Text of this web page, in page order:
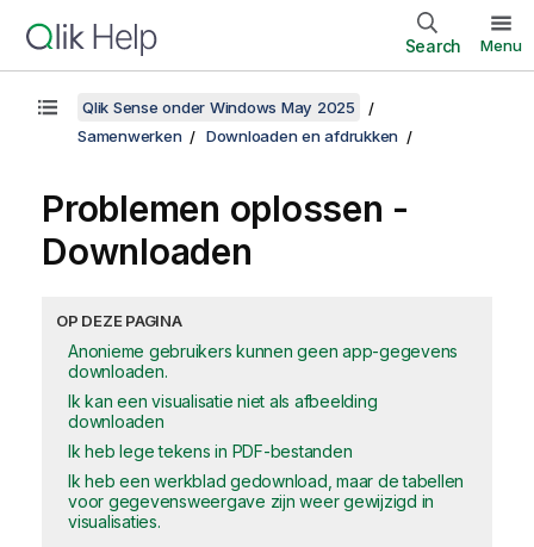
Search Menu
Qlik Sense onder Windows May 2025
Samenwerken
Downloaden en afdrukken
Problemen oplossen -
Downloaden
OP DEZE PAGINA
Anonieme gebruikers kunnen geen app-gegevens
downloaden.
Ik kan een visualisatie niet als afbeelding
downloaden
Ik heb lege tekens in PDF-bestanden
Ik heb een werkblad gedownload, maar de tabellen
voor gegevensweergave zijn weer gewijzigd in
visualisaties.